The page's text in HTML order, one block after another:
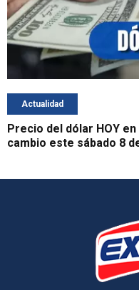
Actualidad
Precio del dólar HOY
cambio este sábado 8